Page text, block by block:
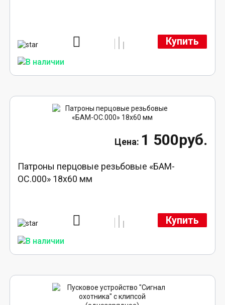
Купить
1 500руб.
Патроны перцовые резьбовые «БАМ-
ОС.000» 18х60 мм
Купить